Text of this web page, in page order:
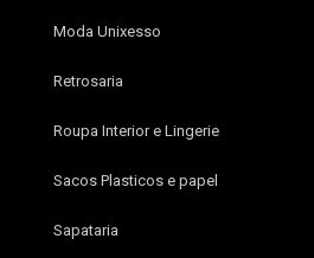
Moda Unixesso
Retrosaria
Roupa Interior e Lingerie
Sacos Plasticos e papel
Sapataria